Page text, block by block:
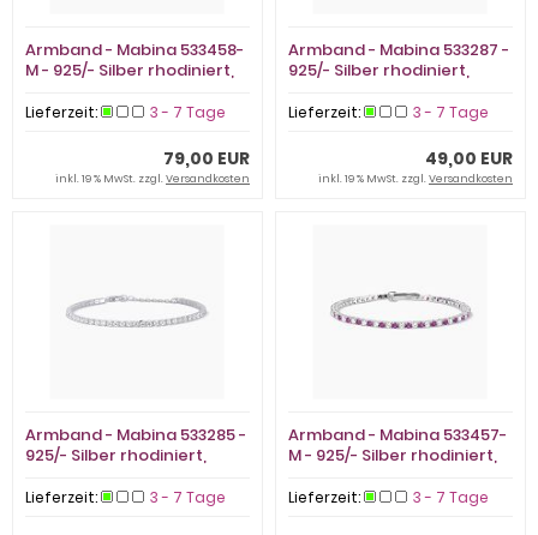
Armband - Mabina 533458-
M - 925/- Silber rhodiniert,
Lieferzeit: 3 - 7 Tage
79,00 EUR
inkl. 19 % MwSt. zzgl.Versandkosten
Armband - Mabina 533287 -
925/- Silber rhodiniert,
Lieferzeit: 3 - 7 Tage
49,00 EUR
inkl. 19 % MwSt. zzgl.Versandkosten
Armband - Mabina 533285 -
925/- Silber rhodiniert,
Lieferzeit: 3 - 7 Tage
Armband - Mabina 533457-
M - 925/- Silber rhodiniert,
Lieferzeit: 3 - 7 Tage